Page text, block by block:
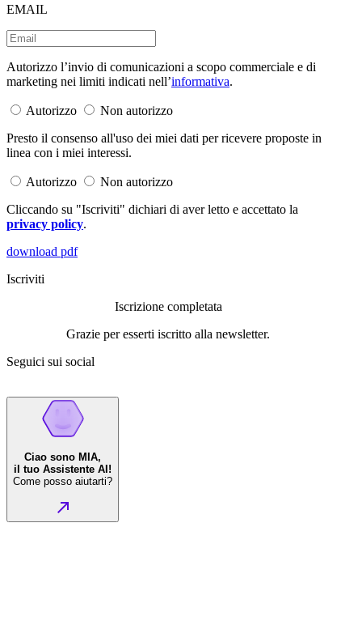
EMAIL
Autorizzo l’invio di comunicazioni a scopo commerciale e di
marketing nei limiti indicati nell’informativa.
Autorizzo
Non autorizzo
Presto il consenso all'uso dei miei dati per ricevere proposte in
linea con i miei interessi.
Autorizzo
Non autorizzo
Cliccando su "Iscriviti" dichiari di aver letto e accettato la
privacy policy.
download pdf
Iscriviti
Iscrizione completata
Grazie per esserti iscritto alla newsletter.
Seguici sui social
Ciao sono MIA,
il tuo Assistente AI!
Come posso aiutarti?